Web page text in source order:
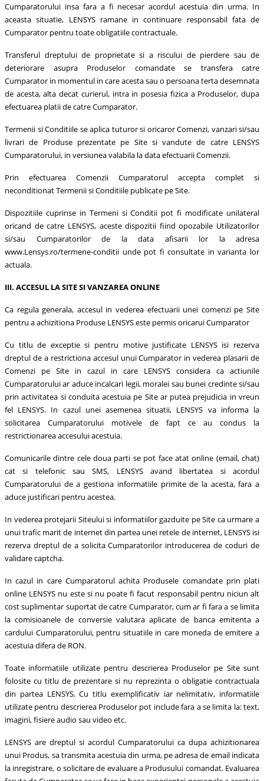
Cumparatorului insa fara a fi necesar acordul acestuia din urma. In
aceasta situatie, LENSYS ramane in continuare responsabil fata de
Cumparator pentru toate obligatiile contractuale.
Transferul dreptului de proprietate si a riscului de pierdere sau de
deteriorare asupra Produselor comandate se transfera catre
Cumparator in momentul in care acesta sau o persoana terta desemnata
de acesta, alta decat curierul, intra in posesia fizica a Produselor, dupa
efectuarea platii de catre Cumparator.
Termenii si Conditiile se aplica tuturor si oricaror Comenzi, vanzari si/sau
livrari de Produse prezentate pe Site si vandute de catre LENSYS
Cumparatorului, in versiunea valabila la data efectuarii Comenzii.
Prin efectuarea Comenzii Cumparatorul accepta complet si
neconditionat Termenii si Conditiile publicate pe Site.
Dispozitiile cuprinse in Termeni si Conditii pot fi modificate unilateral
oricand de catre LENSYS, aceste dispozitii fiind opozabile Utilizatorilor
si/sau Cumparatorilor de la data afisarii lor la adresa
www.Lensys.ro/termene-conditii unde pot fi consultate in varianta lor
actuala.
III. ACCESUL LA SITE SI VANZAREA ONLINE
Ca regula generala, accesul in vederea efectuarii unei comenzi pe Site
pentru a achizitiona Produse LENSYS este permis oricarui Cumparator
Cu titlu de exceptie si pentru motive justificate LENSYS isi rezerva
dreptul de a restrictiona accesul unui Cumparator in vederea plasarii de
Comenzi pe Site in cazul in care LENSYS considera ca actiunile
Cumparatorului ar aduce incalcari legii, moralei sau bunei credinte si/sau
prin activitatea si conduita acestuia pe Site ar putea prejudicia in vreun
fel LENSYS. In cazul unei asemenea situatii, LENSYS va informa la
solicitarea Cumparatorului motivele de fapt ce au condus la
restrictionarea accesului acestuia.
Comunicarile dintre cele doua parti se pot face atat online (email, chat)
cat si telefonic sau SMS, LENSYS avand libertatea si acordul
Cumparatorului de a gestiona informatiile primite de la acesta, fara a
aduce justificari pentru acestea.
In vederea protejarii Siteului si informatiilor gazduite pe Site ca urmare a
unui trafic marit de internet din partea unei retele de internet, LENSYS isi
rezerva dreptul de a solicita Cumparatorilor introducerea de coduri de
validare captcha.
In cazul in care Cumparatorul achita Produsele comandate prin plati
online LENSYS nu este si nu poate fi facut responsabil pentru niciun alt
cost suplimentar suportat de catre Cumparator, cum ar fi fara a se limita
la comisioanele de conversie valutara aplicate de banca emitenta a
cardului Cumparatorului, pentru situatiile in care moneda de emitere a
acestuia difera de RON.
Toate informatiile utilizate pentru descrierea Produselor pe Site sunt
folosite cu titlu de prezentare si nu reprezinta o obligatie contractuala
din partea LENSYS. Cu titlu exemplificativ iar nelimitativ, informatiile
utilizate pentru descrierea Produselor pot include fara a se limita la: text,
imagini, fisiere audio sau video etc.
LENSYS are dreptul si acordul Cumparatorului ca dupa achizitionarea
unui Produs, sa transmita acestuia din urma, pe adresa de email indicata
la inregistrare, o solicitare de evaluare a Produsului comandat. Evaluarea